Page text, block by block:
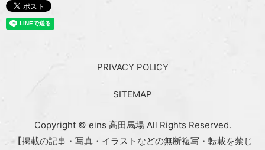
PRIVACY POLICY
SITEMAP
Copyright © eins 高田馬場 All Rights Reserved.
【掲載の記事・写真・イラストなどの無断複写・転載を禁じ